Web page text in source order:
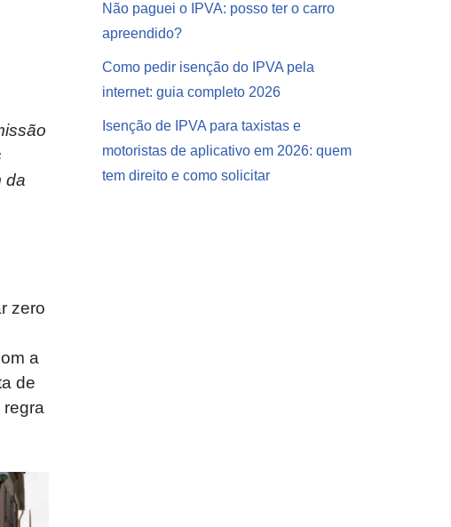
da
zero
a
de
regra
Não paguei o IPVA: posso ter o carro
apreendido?
Como pedir isenção do IPVA pela
internet: guia completo 2026
Isenção de IPVA para taxistas e
motoristas de aplicativo em 2026: quem
tem direito e como solicitar